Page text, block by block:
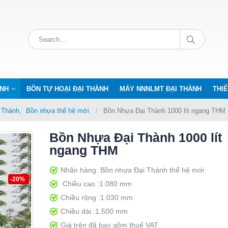
BỒN TỰ HOẠI ĐẠI THÀNH MÁY NNNLMT ĐẠI THÀNH
, Bồn nhựa thế hệ mới Bồn Nhựa Đại Thành 1000 lít ngang THM
-20%
Bồn Nhựa Đại Thành 1000 lít
ngang THM
Nhãn hàng: Bồn nhựa Đại Thành thế hệ mới
Chiều cao :1.080 mm
Chiều rộng :1.030 mm
Chiều dài :1.500 mm
Giá trên đã bao gồm thuế VAT